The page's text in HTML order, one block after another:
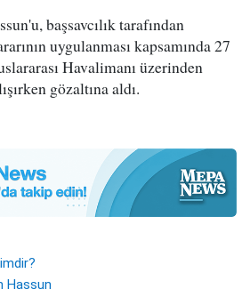
başsavcılık tarafından
uygulanması kapsamında 27
Havalimanı üzerinden
gözaltına aldı.
Hassun